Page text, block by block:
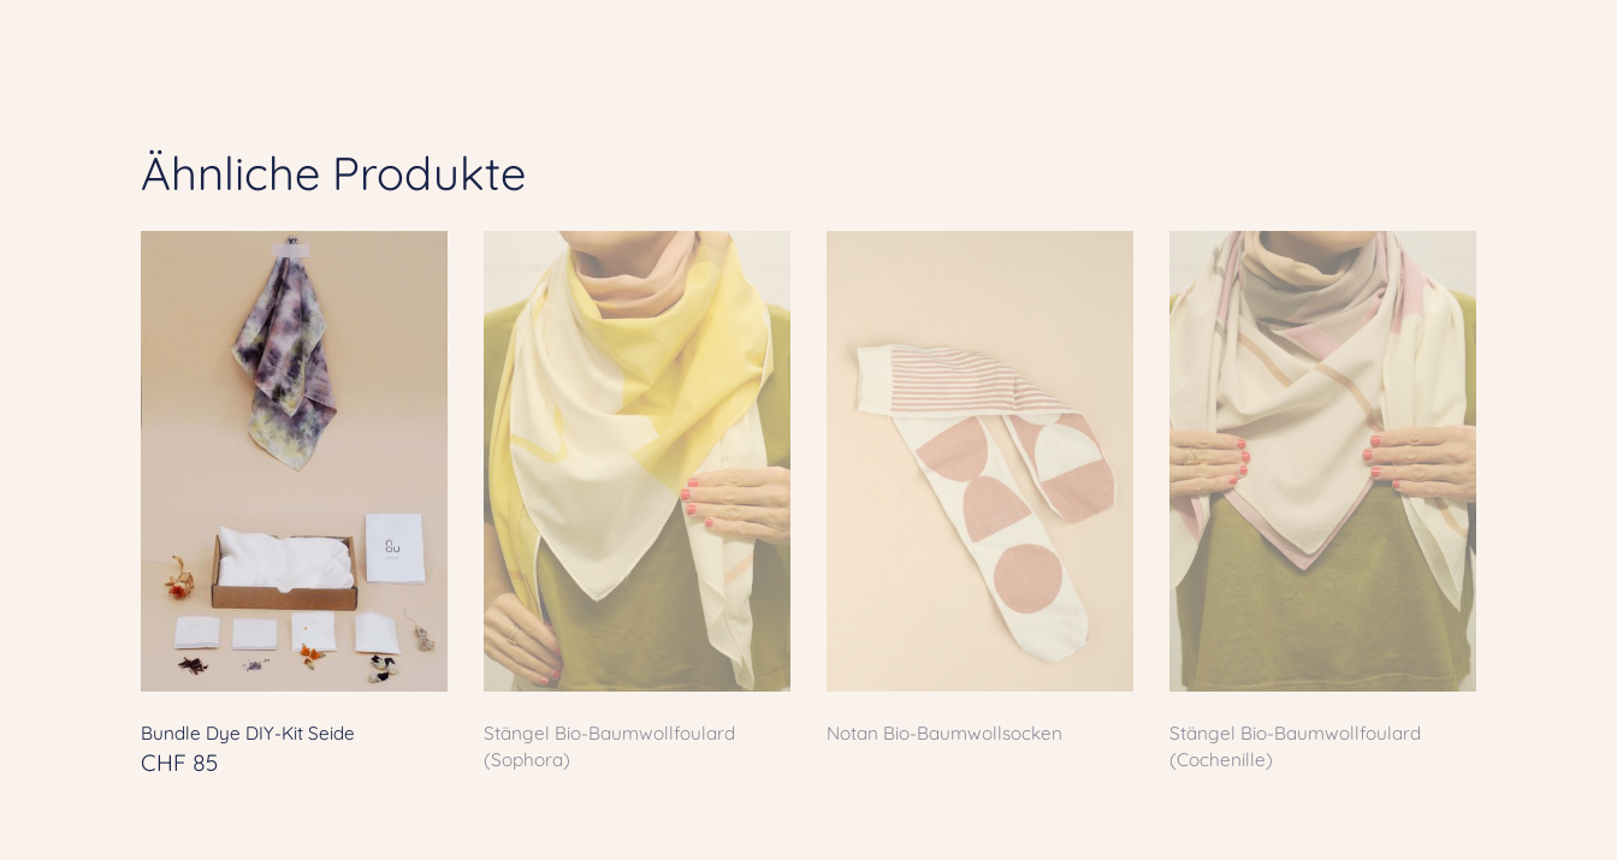
Ähnliche Produkte
Bundle Dye DIY-Kit Seide
CHF 85
Stängel Bio-Baumwollfoulard
(Sophora)
Notan Bio-Baumwollsocken
Stängel Bio-Baumwollfoulard
(Cochenille)